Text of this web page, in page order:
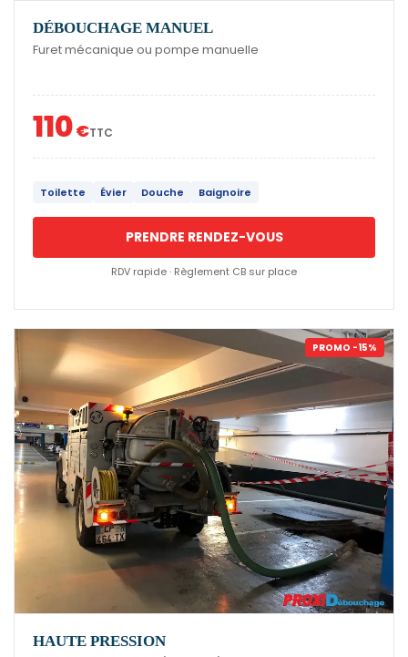
DÉBOUCHAGE MANUEL
Furet mécanique ou pompe manuelle
110€TTC
Toilette Évier Douche Baignoire
PRENDRE RENDEZ-VOUS
RDV rapide · Règlement CB sur place
PROMO -15%
HAUTE PRESSION